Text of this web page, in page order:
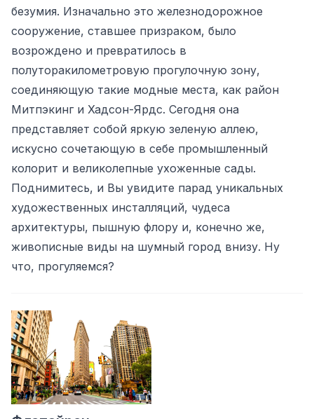
безумия. Изначально это железнодорожное
сооружение, ставшее призраком, было
возрождено и превратилось в
полуторакилометровую прогулочную зону,
соединяющую такие модные места, как район
Митпэкинг и Хадсон-Ярдс. Сегодня она
представляет собой яркую зеленую аллею,
искусно сочетающую в себе промышленный
колорит и великолепные ухоженные сады.
Поднимитесь, и Вы увидите парад уникальных
художественных инсталляций, чудеса
архитектуры, пышную флору и, конечно же,
живописные виды на шумный город внизу. Ну
что, прогуляемся?